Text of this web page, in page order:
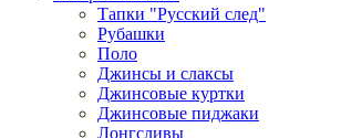
Тапки "Русский след"
Рубашки
Поло
Джинсы и слаксы
Джинсовые куртки
Джинсовые пиджаки
Лонгсливы